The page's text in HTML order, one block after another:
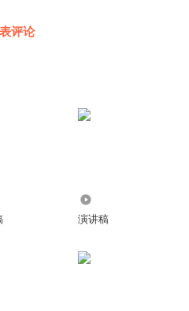
评论
演讲稿